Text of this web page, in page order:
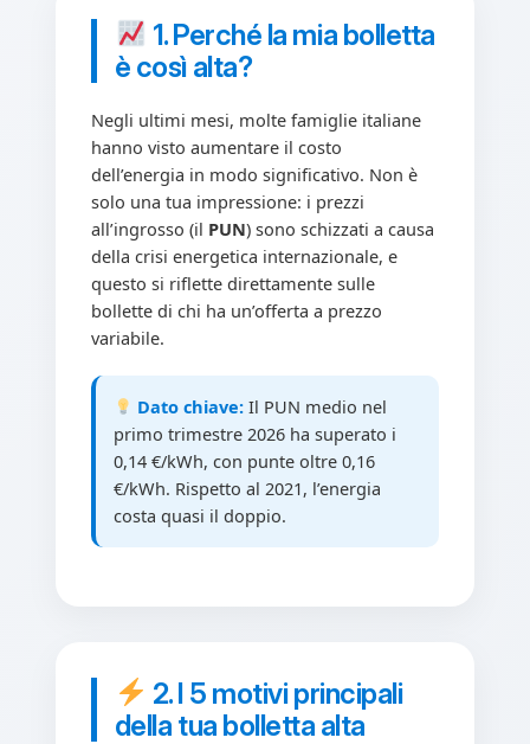
1. Perché la mia bolletta
è così alta?
Negli ultimi mesi, molte famiglie italiane
hanno visto aumentare il costo
dell’energia in modo significativo. Non è
solo una tua impressione: i prezzi
all’ingrosso (il PUN) sono schizzati a causa
della crisi energetica internazionale, e
questo si riflette direttamente sulle
bollette di chi ha un’offerta a prezzo
variabile.
Dato chiave: Il PUN medio nel
primo trimestre 2026 ha superato i
0,14 €/kWh, con punte oltre 0,16
€/kWh. Rispetto al 2021, l’energia
costa quasi il doppio.
2. I 5 motivi principali
della tua bolletta alta